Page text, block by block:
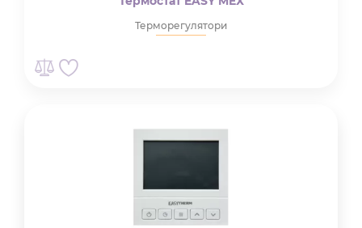
Терморегулятори